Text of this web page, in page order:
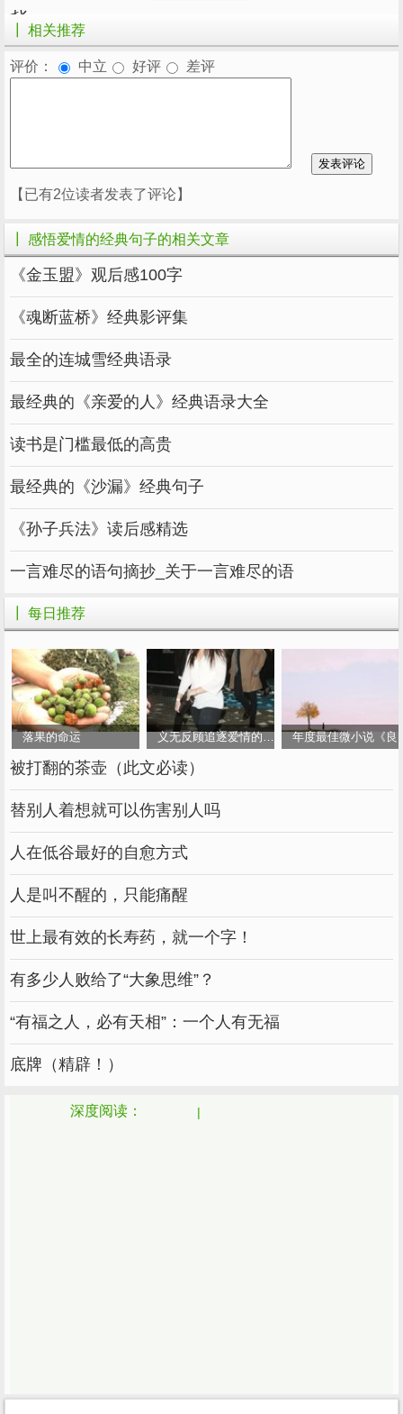
我。
10.有一天，友谊和爱情相遇。爱问友谊:世界上
有我。为什么还有你？友谊笑着说:爱情会让人
11.所谓爱情应该是什么样子:轰轰烈烈，绝望，
是爱情吗；互相帮助，牵手到老，是爱情吗？平
淡如水，互相尊重，是爱情吗？真爱应该是两个
人，互相理解，互相尊重，不缠绕，不牵绊，不
占有，然后陪伴，走过漫长的旅程。
12.如果你想过平凡的生活，你会遇到平凡的挫
折。如果你想过上最好的生活，你会遇到最强烈
的伤害。世界是公平的。如果你想要最好的，你
会给你最大的痛苦。如果你能突破它，你就是赢
家。如果你不能突破它，就回去做一个普通人。
所谓成功，不取决于你有多聪明，也不取决于你
卖掉自己，而取决于你能否微笑着度过难关。
事实上，爱是直截了当的，普通的，普通的，是
男人和女人相互理解，相互尊重，相互关心，相
互学习。故事的场景，总是家庭和社会；故事的
情节，永远只不过是一个男人喜欢一个女人或一
个女人喜欢一个男人；故事的结局，无论是悲剧
还是喜剧，从来没有中间的路。
14.再熟悉的号码，也有空号的一天。无论记忆
多么痛苦，总有一天会被遗忘；无论梦多么美
好，总有一天会醒来；无论你爱多少人，总有一
天会离开；无论罗生门的情节如何，总有一天会
结束；让它过去吧。时间会稀释一切。未来还有
更长的路要等着我们。没有什么是你不能通过
的，只有你不能通过的心情。
15.真爱需要等待，但等待太久对爱情来说是一
种毁灭。漫长的人生，滚滚红尘，年年相似，年
年不同。如果这辈子等不及了，就不要指望来
世。但是桥一过，就变成了陌生人。所以，珍惜
相遇，珍惜爱情，珍惜拥有，珍惜身边的人。毕
竟没有人能经得起时间的变化，也没有人能等到
了！-失去的东西失去了，伤害还是伤害，道歉
┃ 相关推荐
评价： 中立 好评 差评
【已有2位读者发表了评论】
┃ 感悟爱情的经典句子的相关文章
《金玉盟》观后感100字
《魂断蓝桥》经典影评集
最全的连城雪经典语录
最经典的《亲爱的人》经典语录大全
读书是门槛最低的高贵
最经典的《沙漏》经典句子
《孙子兵法》读后感精选
一言难尽的语句摘抄_关于一言难尽的语
┃ 每日推荐
落果的命运 义无反顾追逐爱情的女人 年度最佳微小说《良
被打翻的茶壶（此文必读）
替别人着想就可以伤害别人吗
人在低谷最好的自愈方式
人是叫不醒的，只能痛醒
世上最有效的长寿药，就一个字！
有多少人败给了“大象思维”？
“有福之人，必有天相”：一个人有无福
底牌（精辟！）
深度阅读：